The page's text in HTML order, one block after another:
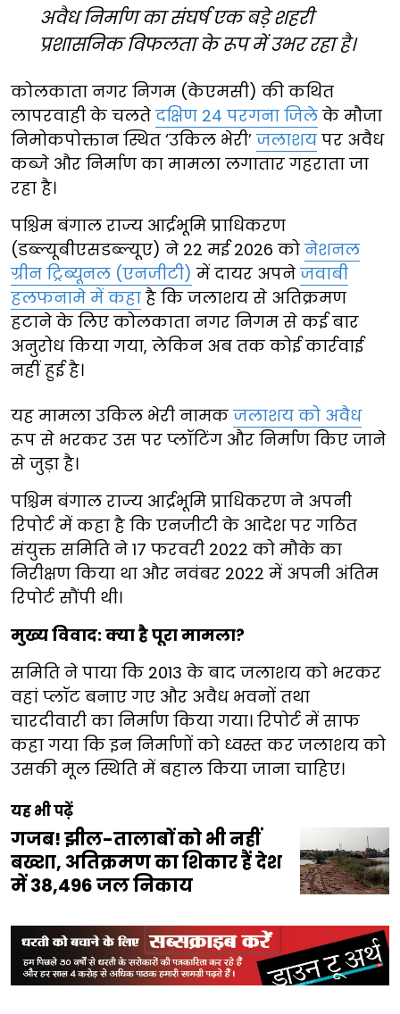
अवैध निर्माण का संघर्ष एक बड़े शहरी
प्रशासनिक विफलता के रूप में उभर रहा है।
कोलकाता नगर निगम (केएमसी) की कथित
लापरवाही के चलते दक्षिण 24 परगना जिले के मौजा
निमोकपोक्तान स्थित ‘उकिल भेरी’ जलाशय पर अवैध
कब्जे और निर्माण का मामला लगातार गहराता जा
रहा है।
पश्चिम बंगाल राज्य आर्द्रभूमि प्राधिकरण
(डब्ल्यूबीएसडब्ल्यूए) ने 22 मई 2026 को नेशनल
ग्रीन ट्रिब्यूनल (एनजीटी) में दायर अपने जवाबी
हलफनामे में कहा है कि जलाशय से अतिक्रमण
हटाने के लिए कोलकाता नगर निगम से कई बार
अनुरोध किया गया, लेकिन अब तक कोई कार्रवाई
नहीं हुई है।
यह मामला उकिल भेरी नामक जलाशय को अवैध
रूप से भरकर उस पर प्लॉटिंग और निर्माण किए जाने
से जुड़ा है।
पश्चिम बंगाल राज्य आर्द्रभूमि प्राधिकरण ने अपनी
रिपोर्ट में कहा है कि एनजीटी के आदेश पर गठित
संयुक्त समिति ने 17 फरवरी 2022 को मौके का
निरीक्षण किया था और नवंबर 2022 में अपनी अंतिम
रिपोर्ट सौंपी थी।
मुख्य विवाद: क्या है पूरा मामला?
समिति ने पाया कि 2013 के बाद जलाशय को भरकर
वहां प्लॉट बनाए गए और अवैध भवनों तथा
चारदीवारी का निर्माण किया गया। रिपोर्ट में साफ
कहा गया कि इन निर्माणों को ध्वस्त कर जलाशय को
उसकी मूल स्थिति में बहाल किया जाना चाहिए।
यह भी पढ़ें
गजब! झील-तालाबों को भी नहीं
बख्शा, अतिक्रमण का शिकार हैं देश
में 38,496 जल निकाय